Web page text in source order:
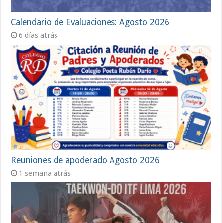
Calendario de Evaluaciones: Agosto 2026
6 días atrás
Reuniones de apoderado Agosto 2026
1 semana atrás